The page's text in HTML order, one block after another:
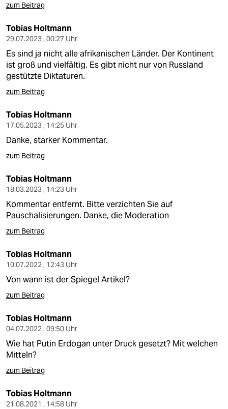
zum Beitrag
Tobias Holtmann
29.07.2023 , 00:27 Uhr
Es sind ja nicht alle afrikanischen Länder. Der Kontinent
ist groß und vielfältig. Es gibt nicht nur von Russland
gestützte Diktaturen.
zum Beitrag
Tobias Holtmann
17.05.2023 , 14:25 Uhr
Danke, starker Kommentar.
zum Beitrag
Tobias Holtmann
18.03.2023 , 14:23 Uhr
Kommentar entfernt. Bitte verzichten Sie auf
Pauschalisierungen. Danke, die Moderation
zum Beitrag
Tobias Holtmann
10.07.2022 , 12:43 Uhr
Von wann ist der Spiegel Artikel?
zum Beitrag
Tobias Holtmann
04.07.2022 , 09:50 Uhr
Wie hat Putin Erdogan unter Druck gesetzt? Mit welchen
Mitteln?
zum Beitrag
Tobias Holtmann
21.08.2021 , 14:58 Uhr